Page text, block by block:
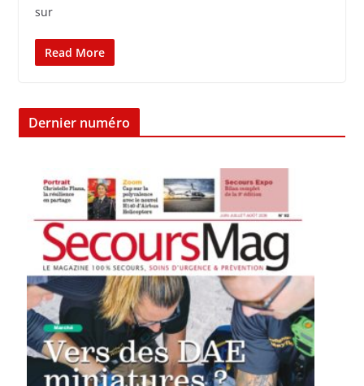
sur
Read More
Dernier numéro